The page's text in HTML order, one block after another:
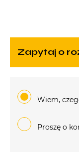
zapytaj o
Wiem,
Proszę o